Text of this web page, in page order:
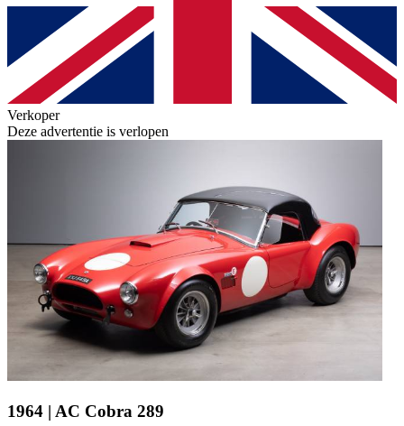
Verkoper
Deze advertentie is verlopen
1964 | AC Cobra 289